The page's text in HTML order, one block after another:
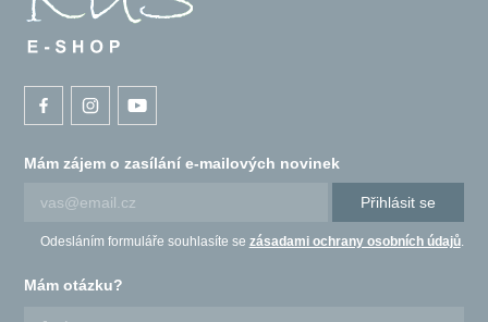
Mám zájem o zasílání e-mailových novinek
Přihlásit se
Odesláním formuláře souhlasíte se zásadami ochrany osobních údajů.
Mám otázku?